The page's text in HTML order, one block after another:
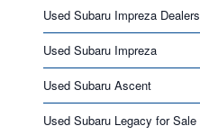
Used Subaru Impreza Dealers
Used Subaru Impreza
Used Subaru Ascent
Used Subaru Legacy for Sale